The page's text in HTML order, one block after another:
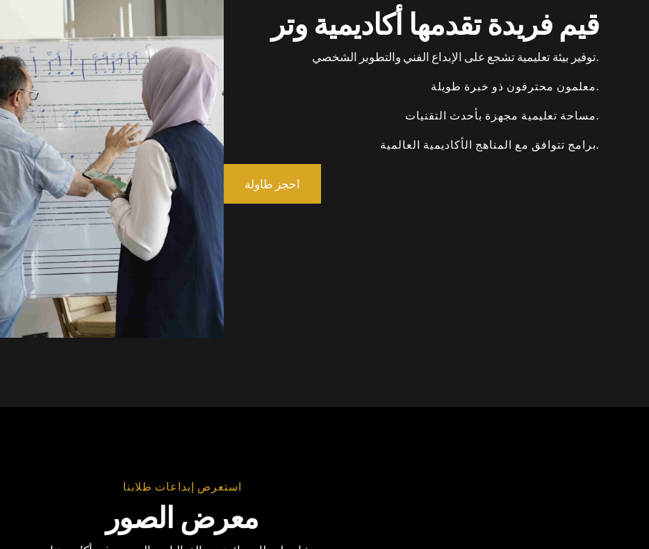
قيم فريدة تقدمها أكاديمية وتر
توفير بيئة تعليمية تشجع على الإبداع الفني والتطوير الشخصي.
معلمون محترفون ذو خبرة طويلة.
مساحة تعليمية مجهزة بأحدث التقنيات.
برامج تتوافق مع المناهج الأكاديمية العالمية.
احجز طاولة
استعرض إبداعات طلابنا
معرض الصور